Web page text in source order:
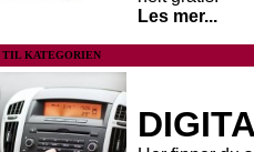
Les mer...
TIL KATEGORIEN